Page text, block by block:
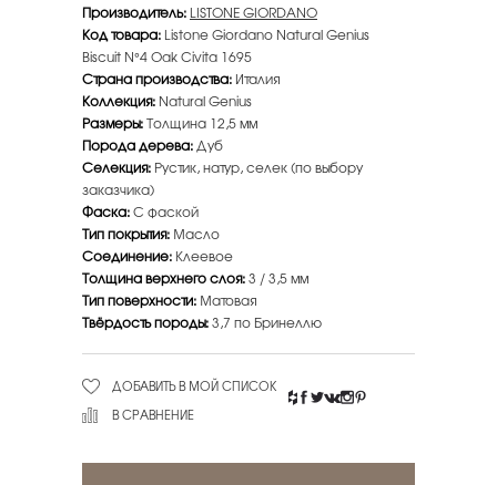
Производитель: LISTONE GIORDANO
Код товара: Listone Giordano Natural Genius
Biscuit N°4 Oak Civita 1695
Страна производства: Италия
Коллекция: Natural Genius
Размеры:Толщина 12,5 мм
Порода дерева: Дуб
Селекция: Рустик, натур, селек (по выбору
заказчика)
Фаска:С фаской
Тип покрытия: Масло
Соединение: Клеевое
Толщина верхнего слоя:3 / 3,5 мм
Тип поверхности: Матовая
Твёрдость породы:3,7 по Бринеллю
ДОБАВИТЬ В МОЙ СПИСОК
В СРАВНЕНИЕ